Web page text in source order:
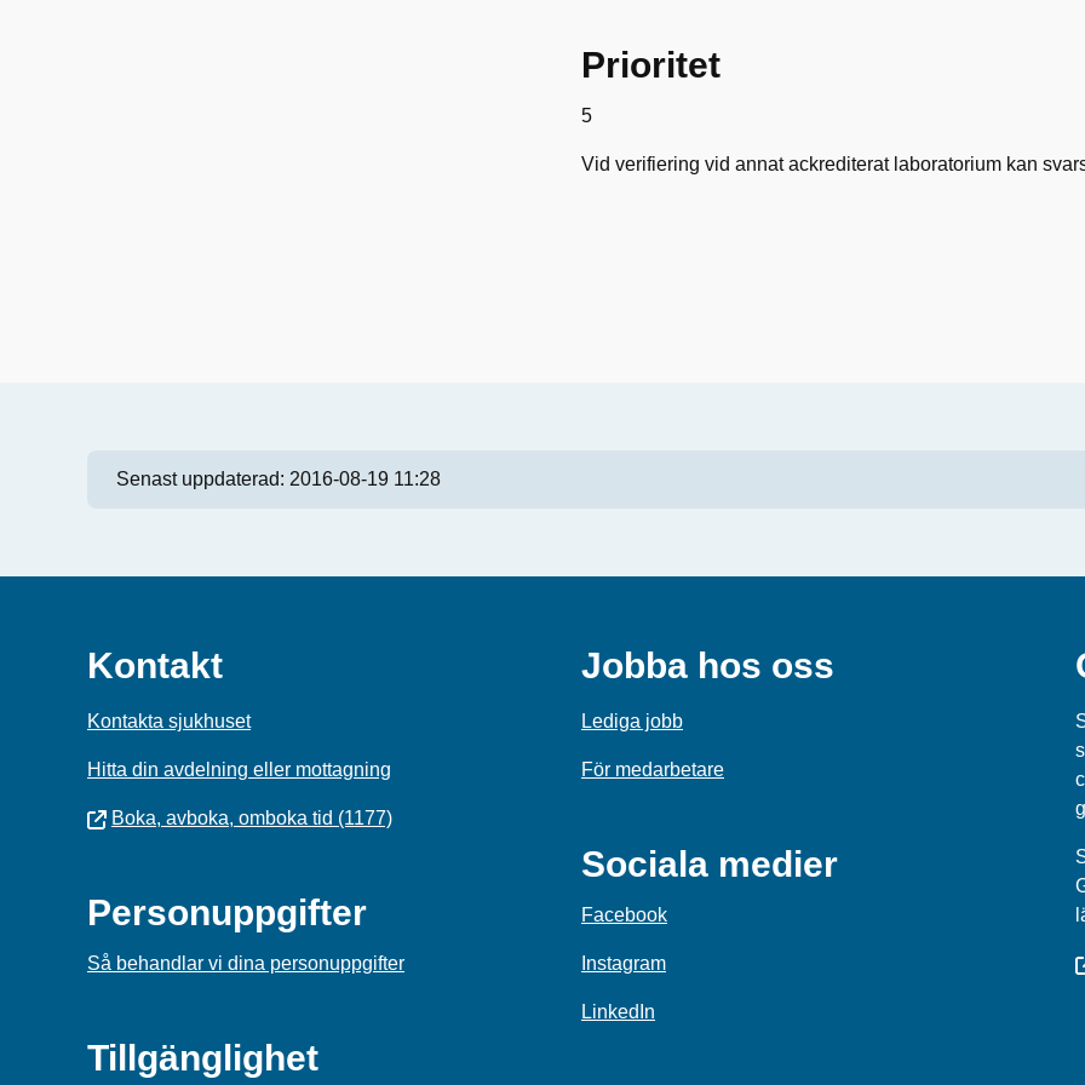
Prioritet
5
Vid verifiering vid annat ackrediterat laboratorium kan
Senast uppdaterad: 2016-08-19 11:28
Kontakt
Kontakta sjukhuset
Hitta din avdelning eller mottagning
Boka, avboka, omboka tid (1177)
Personuppgifter
Så behandlar vi dina personuppgifter
Tillgänglighet
Jobba hos oss
Lediga jobb
För medarbetare
Sociala medier
Facebook
Instagram
LinkedIn